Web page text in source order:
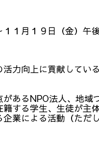
１月１９日（金）午
力向上に貢献してい
あるNPO法人、地域
する学生、生徒が主
業による活動（ただ